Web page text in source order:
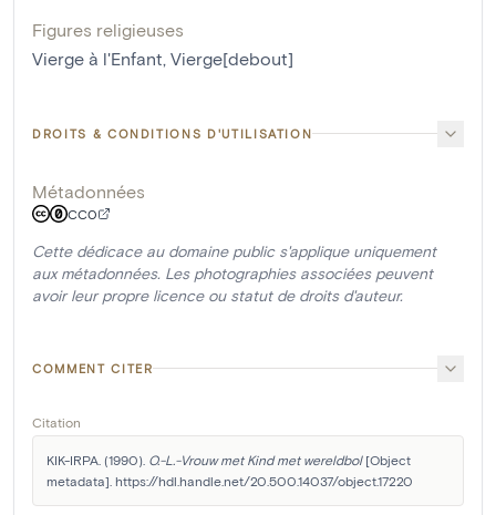
Figures religieuses
Vierge à l'Enfant Vierge[debout]
DROITS & CONDITIONS D'UTILISATION
Métadonnées
CC0
Cette dédicace au domaine public s'applique uniquement
aux métadonnées. Les photographies associées peuvent
avoir leur propre licence ou statut de droits d'auteur.
COMMENT CITER
Citation
KIK-IRPA. (1990). O.-L.-Vrouw met Kind met wereldbol [Object
metadata]. https://hdl.handle.net/20.500.14037/object.17220